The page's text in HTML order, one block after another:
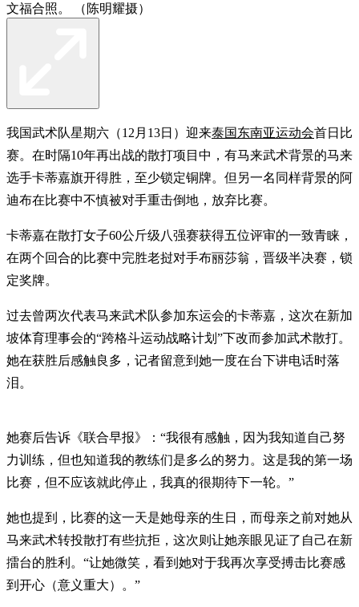
文福合照。 （陈明耀摄）
我国武术队星期六（12月13日）迎来泰国东南亚运动会首日比
赛。在时隔10年再出战的散打项目中，有马来武术背景的马来
选手卡蒂嘉旗开得胜，至少锁定铜牌。但另一名同样背景的阿
迪布在比赛中不慎被对手重击倒地，放弃比赛。
卡蒂嘉在散打女子60公斤级八强赛获得五位评审的一致青睐，
在两个回合的比赛中完胜老挝对手布丽莎翁，晋级半决赛，锁
定奖牌。
过去曾两次代表马来武术队参加东运会的卡蒂嘉，这次在新加
坡体育理事会的“跨格斗运动战略计划”下改而参加武术散打。
她在获胜后感触良多，记者留意到她一度在台下讲电话时落
泪。
她赛后告诉《联合早报》：“我很有感触，因为我知道自己努
力训练，但也知道我的教练们是多么的努力。这是我的第一场
比赛，但不应该就此停止，我真的很期待下一轮。”
她也提到，比赛的这一天是她母亲的生日，而母亲之前对她从
马来武术转投散打有些抗拒，这次则让她亲眼见证了自己在新
擂台的胜利。“让她微笑，看到她对于我再次享受搏击比赛感
到开心（意义重大）。”